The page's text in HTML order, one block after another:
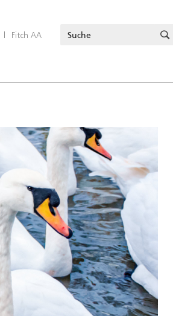
| Fitch AA